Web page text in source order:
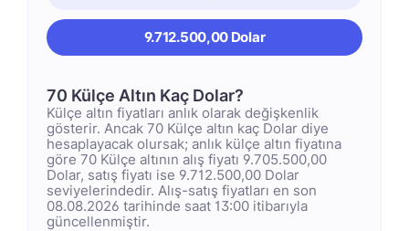
9.712.500,00 Dolar
70 Külçe Altın Kaç Dolar?
Külçe altın fiyatları anlık olarak değişkenlik
gösterir. Ancak 70 Külçe altın kaç Dolar diye
hesaplayacak olursak; anlık külçe altın fiyatına
göre 70 Külçe altının alış fiyatı 9.705.500,00
Dolar, satış fiyatı ise 9.712.500,00 Dolar
seviyelerindedir. Alış-satış fiyatları en son
08.08.2026 tarihinde saat 13:00 itibarıyla
güncellenmiştir.